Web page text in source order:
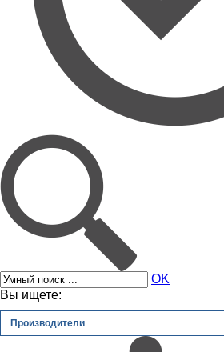
OK
Вы ищете:
Производители